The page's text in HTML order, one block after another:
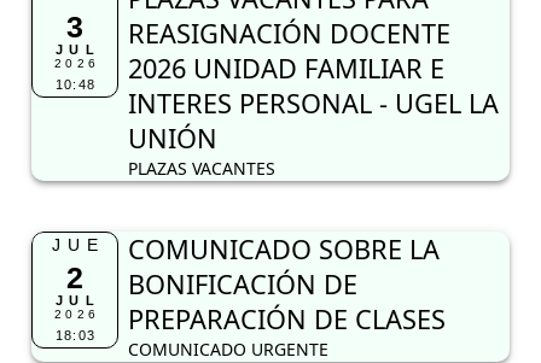
3
JUL
2026
10:48
REASIGNACIÓN DOCENTE
2026 UNIDAD FAMILIAR E
INTERES PERSONAL - UGEL LA
UNIÓN
PLAZAS VACANTES
JUE
2
JUL
2026
18:03
COMUNICADO SOBRE LA
BONIFICACIÓN DE
PREPARACIÓN DE CLASES
COMUNICADO URGENTE